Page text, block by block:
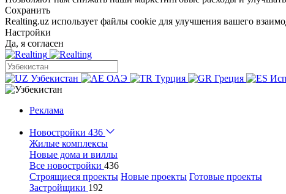
Сохранить
Realting.uz использует файлы cookie для улучшения вашего
Настройки
Да, я согласен
Узбекистан ОАЭ Турция Греция
Реклама
Новостройки 436
Жилые комплексы
Новые дома и виллы
Все новостройки 436
Строящиеся проекты Новые проекты Готовые проекты
Застройщики 192